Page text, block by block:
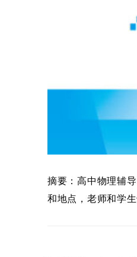
摘要：高中物理辅
和地点，老师和学